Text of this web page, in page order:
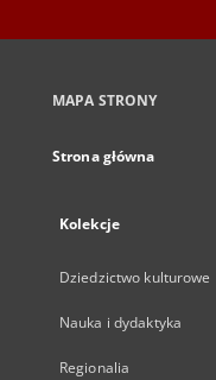
MAPA STRONY
Strona główna
Kolekcje
Dziedzictwo kulturowe
Nauka i dydaktyka
Regionalia